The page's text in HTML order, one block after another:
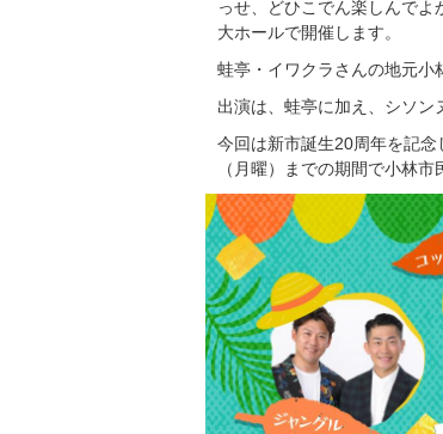
っせ、どひこでん楽しんで
大ホールで開催します。
蛙亭・イワクラさんの地元小
出演は、蛙亭に加え、シソン
今回は新市誕生20周年を記
（月曜）までの期間で小林市